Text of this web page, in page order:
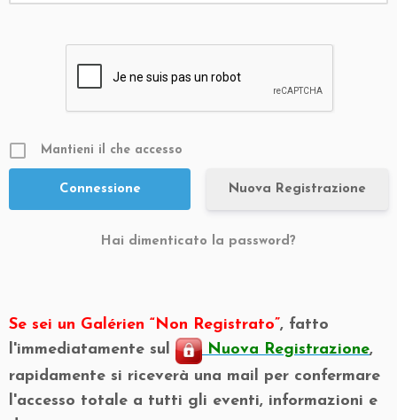
Mantieni il che accesso
Nuova Registrazione
Hai dimenticato la password?
Se sei un Galérien “Non Registrato”, fatto
l'immediatamente sul
Nuova Registrazione,
rapidamente si riceverà una mail per confermare
l'accesso totale a tutti gli eventi, informazioni e